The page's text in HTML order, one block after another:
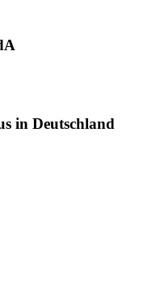
in Deutschland